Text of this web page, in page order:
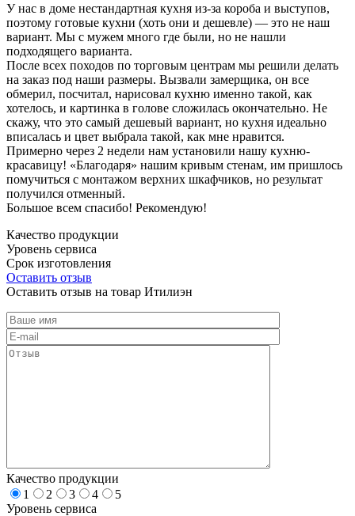
У нас в доме нестандартная кухня из-за короба и выступов,
поэтому готовые кухни (хоть они и дешевле) — это не наш
вариант. Мы с мужем много где были, но не нашли
подходящего варианта.
После всех походов по торговым центрам мы решили делать
на заказ под наши размеры. Вызвали замерщика, он все
обмерил, посчитал, нарисовал кухню именно такой, как
хотелось, и картинка в голове сложилась окончательно. Не
скажу, что это самый дешевый вариант, но кухня идеально
вписалась и цвет выбрала такой, как мне нравится.
Примерно через 2 недели нам установили нашу кухню-
красавицу! «Благодаря» нашим кривым стенам, им пришлось
помучиться с монтажом верхних шкафчиков, но результат
получился отменный.
Большое всем спасибо! Рекомендую!
Качество продукции
Уровень сервиса
Срок изготовления
Оставить отзыв
Оставить отзыв на товар Итилиэн
Качество продукции
1
2 3 4
5
Уровень сервиса